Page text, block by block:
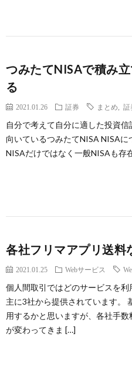
つみたてNISAで積み
る
2021.01.26 証券 まとめ 証
自分で考えて自分に適した投資
向いているつみたてNISA NISA
NISAだけではなく一般NISAも存
各社フリマアプリ送料
2021.01.25 Webサービス
個人間取引ではどのサービスを
主に3社から提供されています。
用するかと思いますが、各社手
が変わってきま […]